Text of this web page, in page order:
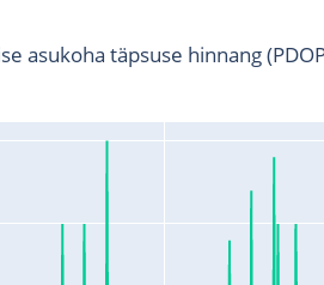
asukoha täpsuse hinnang